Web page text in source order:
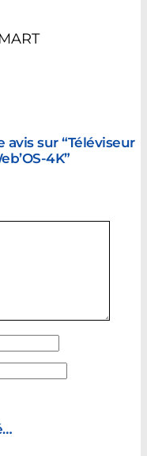
avis sur “Téléviseur
4K”